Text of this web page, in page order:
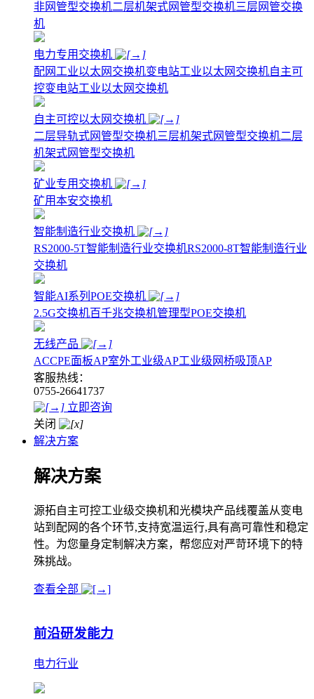
非网管型交换机二层机架式网管型交换机三层网管交换
机
电力专用交换机
配网工业以太网交换机变电站工业以太网交换机自主可
控变电站工业以太网交换机
自主可控以太网交换机
二层导轨式网管型交换机三层机架式网管型交换机二层
机架式网管型交换机
矿业专用交换机
矿用本安交换机
智能制造行业交换机
RS2000-5T智能制造行业交换机RS2000-8T智能制造行业
交换机
智能AI系列POE交换机
2.5G交换机百千兆交换机管理型POE交换机
无线产品
ACCPE面板AP室外工业级AP工业级网桥吸顶AP
客服热线：
0755-26641737
立即咨询
关闭
解决方案
解决方案
源拓自主可控工业级交换机和光模块产品线覆盖从变电
站到配网的各个环节,支持宽温运行,具有高可靠性和稳定
性。为您量身定制解决方案，帮您应对严苛环境下的特
殊挑战。
查看全部
前沿研发能力
电力行业